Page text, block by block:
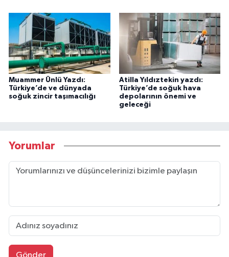
Muammer Ünlü Yazdı:
Türkiye’de ve dünyada
soğuk zincir taşımacılığı
Atilla Yıldıztekin yazdı:
Türkiye’de soğuk hava
depolarının önemi ve
geleceği
Yorumlar
Gönder